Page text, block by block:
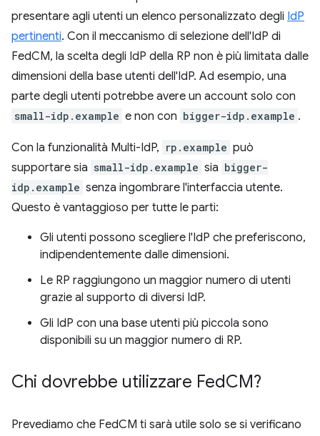
presentare agli utenti un elenco personalizzato degli IdP
pertinenti. Con il meccanismo di selezione dell'IdP di
FedCM, la scelta degli IdP della RP non è più limitata dalle
dimensioni della base utenti dell'IdP. Ad esempio, una
parte degli utenti potrebbe avere un account solo con
small-idp.example e non con bigger-idp.example .
Con la funzionalità Multi-IdP, rp.example può
supportare sia small-idp.example sia bigger-
idp.example senza ingombrare l'interfaccia utente.
Questo è vantaggioso per tutte le parti:
Gli utenti possono scegliere l'IdP che preferiscono,
indipendentemente dalle dimensioni.
Le RP raggiungono un maggior numero di utenti
grazie al supporto di diversi IdP.
Gli IdP con una base utenti più piccola sono
disponibili su un maggior numero di RP.
Chi dovrebbe utilizzare FedCM?
Prevediamo che FedCM ti sarà utile solo se si verificano